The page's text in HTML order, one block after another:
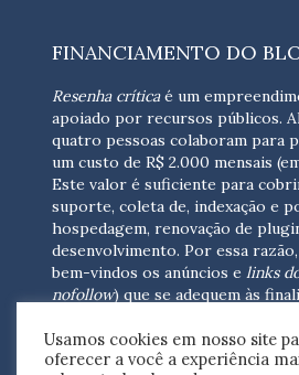
FINANCIAMENTO DO
Resenha críticaé um
apoiado por recursos públicos.
quatro pessoas colaboram para
um custo de R$ 2.000 mensais
Este valor é suficiente para
suporte, coleta de, indexação e
hospedagem, renovação de
desenvolvimento. Por essa
bem-vindos os anúncios e links
nofollow) que se adequem às
nós
Usamos cookies em nosso site
oferecer a você a experiência